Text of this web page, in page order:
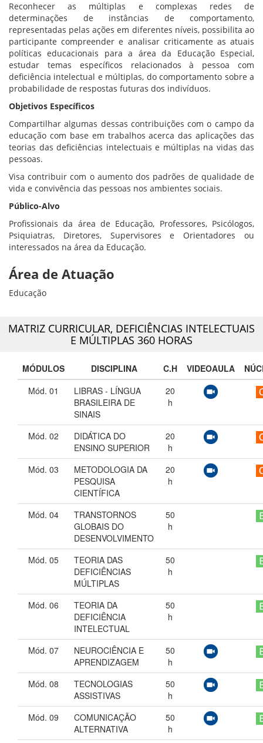
Reconhecer as múltiplas e complexas redes de
determinações de instâncias de comportamento,
representadas pelas ações em diferentes níveis, possibilita ao
participante compreender e analisar criticamente as atuais
políticas educacionais para a área da Educação Especial,
estudar temas específicos relacionados à pessoa com
deficiência intelectual e múltiplas, do comportamento sobre a
probabilidade de respostas futuras dos indivíduos.
Objetivos Específicos
Compartilhar algumas dessas contribuições com o campo da
educação com base em trabalhos acerca das aplicações das
teorias das deficiências intelectuais e múltiplas na vidas das
pessoas.
Visa contribuir com o aumento dos padrões de qualidade de
vida e convivência das pessoas nos ambientes sociais.
Público-Alvo
Profissionais da área de Educação, Professores, Psicólogos,
Psiquiatras, Diretores, Supervisores e Orientadores ou
interessados na área da Educação.
Área de Atuação
Educação
MATRIZ CURRICULAR, DEFICIÊNCIAS INTELECTUAIS
E MÚLTIPLAS 360 HORAS
MÓDULOS DISCIPLINA C.H VIDEOAULA
Mód. 01
LIBRAS - LÍNGUA
BRASILEIRA DE
SINAIS
20
h
Mód. 02
DIDÁTICA DO
ENSINO SUPERIOR
20
h
Mód. 03
METODOLOGIA DA
PESQUISA
CIENTÍFICA
20
h
Mód. 04
TRANSTORNOS
GLOBAIS DO
DESENVOLVIMENTO
50
h
Mód. 05
TEORIA DAS
DEFICIÊNCIAS
MÚLTIPLAS
50
h
Mód. 06
TEORIA DA
DEFICIÊNCIA
INTELECTUAL
50
h
Mód. 07
NEUROCIÊNCIA E
APRENDIZAGEM
50
h
Mód. 08
TECNOLOGIAS
ASSISTIVAS
50
h
Mód. 09
COMUNICAÇÃO
ALTERNATIVA
50
h